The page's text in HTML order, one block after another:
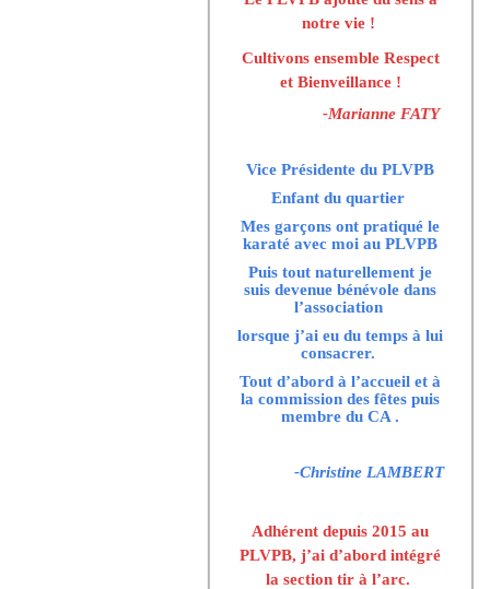
notre vie !
Cultivons ensemble Respect
et Bienveillance !
-Marianne FATY
Vice Présidente du PLVPB
Enfant du quartier
Mes garçons ont pratiqué le
karaté avec moi au PLVPB
Puis tout naturellement je
suis devenue bénévole dans
l’association
lorsque j’ai eu du temps à lui
consacrer.
Tout d’abord à l’accueil et à
la commission des fêtes puis
membre du CA .
-Christine LAMBERT
Adhérent depuis 2015 au
PLVPB, j’ai d’abord intégré
la section tir à l’arc.